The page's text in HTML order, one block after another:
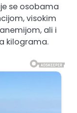
se osobama
visokim
ali i
kilograma.